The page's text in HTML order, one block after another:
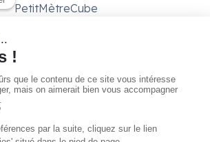
PetitMètreCube
Besoin d'aide ?
Conditions générales